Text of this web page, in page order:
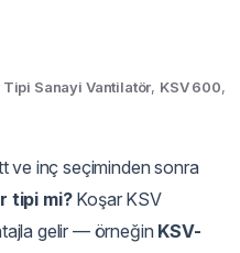
Tipi Sanayi Vantilatör, KSV 600,
ve inç seçiminden sonra
tipi mi?Koşar KSV
gelir — örneğin KSV-